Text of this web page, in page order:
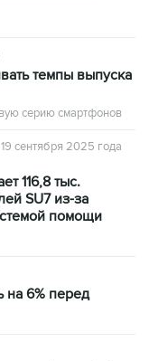
темпы выпуска
серию смартфонов
19 сентября 2025 года
116,8 тыс.
SU7 из-за
помощи
на 6% перед